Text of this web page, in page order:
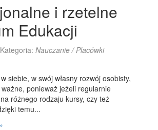
i rzetelne
Edukacji
Kategoria:Nauczanie / Placówki
siebie, w swój własny rozwój osobisty,
ponieważ jeżeli regularnie
różnego rodzaju kursy, czy też
temu...